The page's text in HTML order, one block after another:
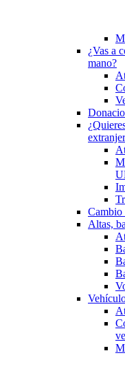
¿Vas a
mano?
Cambio
Altas,